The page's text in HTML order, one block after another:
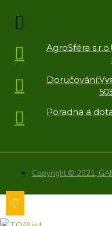
AgroSféra s.r.o.
Doručování:
Poradna a
Copyright © 2021,